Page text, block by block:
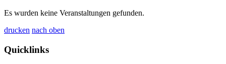
Es wurden keine Veranstaltungen gefunden.
drucken nach oben
Quicklinks